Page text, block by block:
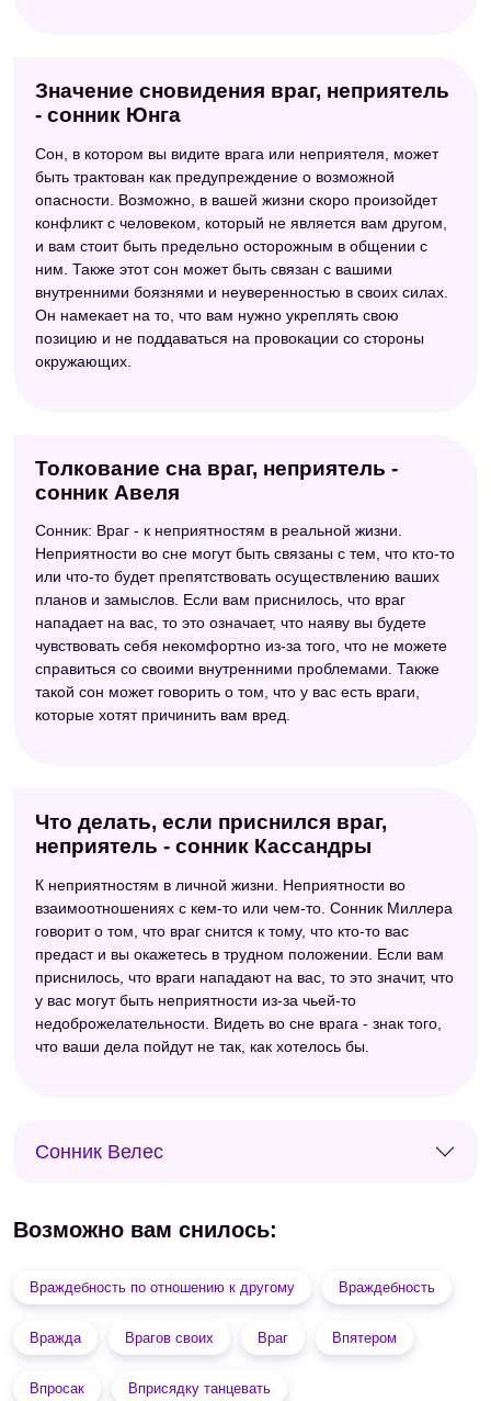
Значение сновидения враг, неприятель
- сонник Юнга
Сон, в котором вы видите врага или неприятеля, может
быть трактован как предупреждение о возможной
опасности. Возможно, в вашей жизни скоро произойдет
конфликт с человеком, который не является вам другом,
и вам стоит быть предельно осторожным в общении с
ним. Также этот сон может быть связан с вашими
внутренними боязнями и неуверенностью в своих силах.
Он намекает на то, что вам нужно укреплять свою
позицию и не поддаваться на провокации со стороны
окружающих.
Толкование сна враг, неприятель -
сонник Авеля
Сонник: Враг - к неприятностям в реальной жизни.
Неприятности во сне могут быть связаны с тем, что кто-то
или что-то будет препятствовать осуществлению ваших
планов и замыслов. Если вам приснилось, что враг
нападает на вас, то это означает, что наяву вы будете
чувствовать себя некомфортно из-за того, что не можете
справиться со своими внутренними проблемами. Также
такой сон может говорить о том, что у вас есть враги,
которые хотят причинить вам вред.
Что делать, если приснился враг,
неприятель - сонник Кассандры
К неприятностям в личной жизни. Неприятности во
взаимоотношениях с кем-то или чем-то. Сонник Миллера
говорит о том, что враг снится к тому, что кто-то вас
предаст и вы окажетесь в трудном положении. Если вам
приснилось, что враги нападают на вас, то это значит, что
у вас могут быть неприятности из-за чьей-то
недоброжелательности. Видеть во сне врага - знак того,
что ваши дела пойдут не так, как хотелось бы.
Сонник Велес
Возможно вам снилось:
Враждебность по отношению к другому Враждебность
Вражда Врагов своих Враг Впятером
Впросак Вприсядку танцевать